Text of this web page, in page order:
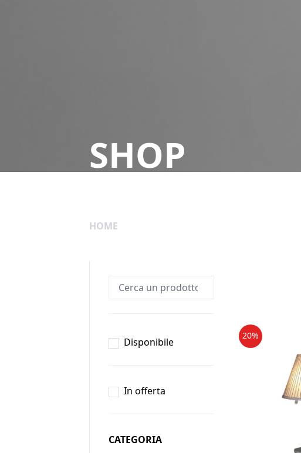
SHOP
HOME
Disponibile
In offerta
CATEGORIA
20%